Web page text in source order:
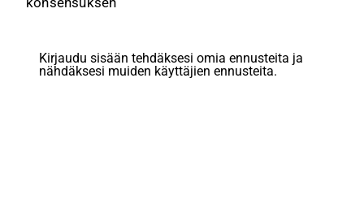
Kirjaudu sisään tehdäksesi omia ennusteita ja
nähdäksesi muiden käyttäjien ennusteita.